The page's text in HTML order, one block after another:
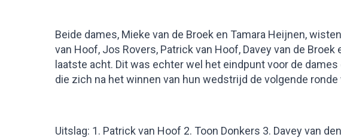
Beide dames, Mieke van de Broek en Tamara Heijnen,
van Hoof, Jos Rovers, Patrick van Hoof, Davey van de
laatste acht. Dit was echter wel het eindpunt voor de
die zich na het winnen van hun wedstrijd de volgende
Uitslag: 1. Patrick van Hoof 2. Toon Donkers 3. Davey van